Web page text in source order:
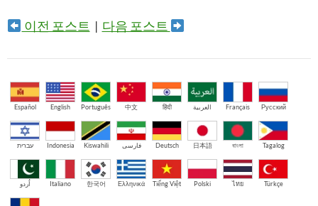
이전 포스트 | 다음 포스트
Español English Português 中文 हिंदी العربية Français Русский
עברית Indonesia Kiswahili فارسی Deutsch 日本語 বাংলা Tagalog
اُردو Italiano 한국어 Ελληνικά Tiếng Việt Polski ไทย Türkçe